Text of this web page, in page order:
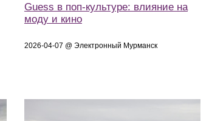
Guess в поп-культуре: влияние на
моду и кино
2026-04-07 @ Электронный Мурманск